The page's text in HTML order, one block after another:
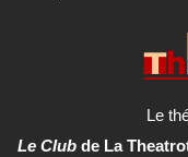
Le
Le Club de La